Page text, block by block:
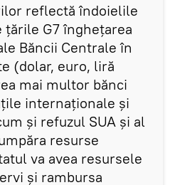
reflectă îndoielile
țările G7 înghețarea
Băncii Centrale în
(dolar, euro, liră
mai multor bănci
internaționale și
și refuzul SUA și al
resurse
va avea resursele
și rambursa